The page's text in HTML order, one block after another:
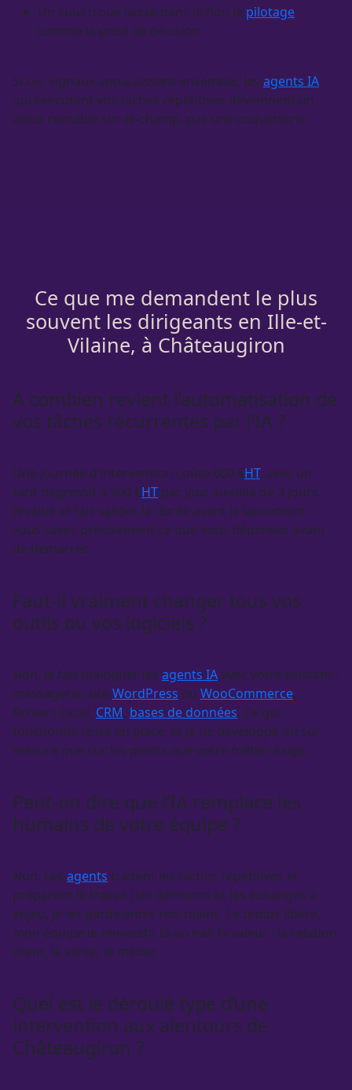
Un suivi troué laisse dans le flou le pilotage
comme la prise de décision
Si ces signaux apparaissent ensemble, les agents IA
qui exécutent vos tâches répétitives deviennent un
atout rentable sur-le-champ, pas une coquetterie.
Ce que me demandent le plus
souvent les dirigeants en Ille-et-
Vilaine, à Châteaugiron
À combien revient l’automatisation de
vos tâches récurrentes par l’IA ?
Une journée d’intervention coûte 600 €HT, avec un
tarif dégressif à 500 €HT par jour au-delà de 3 jours.
J’évalue et fais valider la durée avant le lancement :
vous savez précisément ce que vous dépensez avant
de démarrer.
Faut-il vraiment changer tous vos
outils ou vos logiciels ?
Non. Je fais dialoguer les agents IA avec votre existant :
messagerie, site WordPress ou WooCommerce,
fichiers Excel, CRM, bases de données. Ce qui
fonctionne reste en place, et je ne développe du sur-
mesure que sur les points que votre métier exige.
Peut-on dire que l’IA remplace les
humains de votre équipe ?
Non. Les agents traitent les tâches répétitives et
préparent le travail ; les décisions et les échanges à
enjeu, je les garde entre nos mains. Le temps libéré,
mon équipe le réinvestit là où naît la valeur : la relation
client, la vente, le métier.
Quel est le déroulé type d’une
intervention aux alentours de
Châteaugiron ?